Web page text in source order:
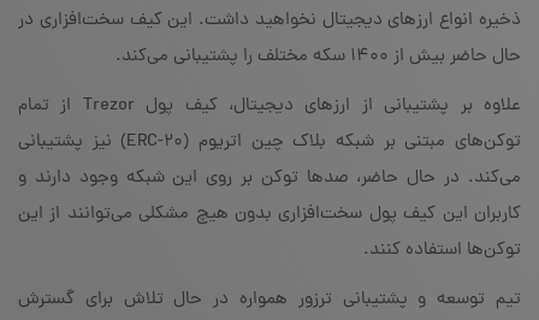
ذخیره انواع ارزهای دیجیتال نخواهید داشت. این کیف سخت‌افزاری در
حال حاضر بیش از ۱۴۰۰ سکه مختلف را پشتیبانی می‌کند.
علاوه بر پشتیبانی از ارزهای دیجیتال، کیف پول Trezor از تمام
توکن‌های مبتنی بر شبکه بلاک چین اتریوم (ERC-20) نیز پشتیبانی
می‌کند. در حال حاضر، صدها توکن بر روی این شبکه وجود دارند و
کاربران این کیف پول سخت‌افزاری بدون هیچ مشکلی می‌توانند از این
توکن‌ها استفاده کنند.
تیم توسعه و پشتیبانی ترزور همواره در حال تلاش برای گسترش